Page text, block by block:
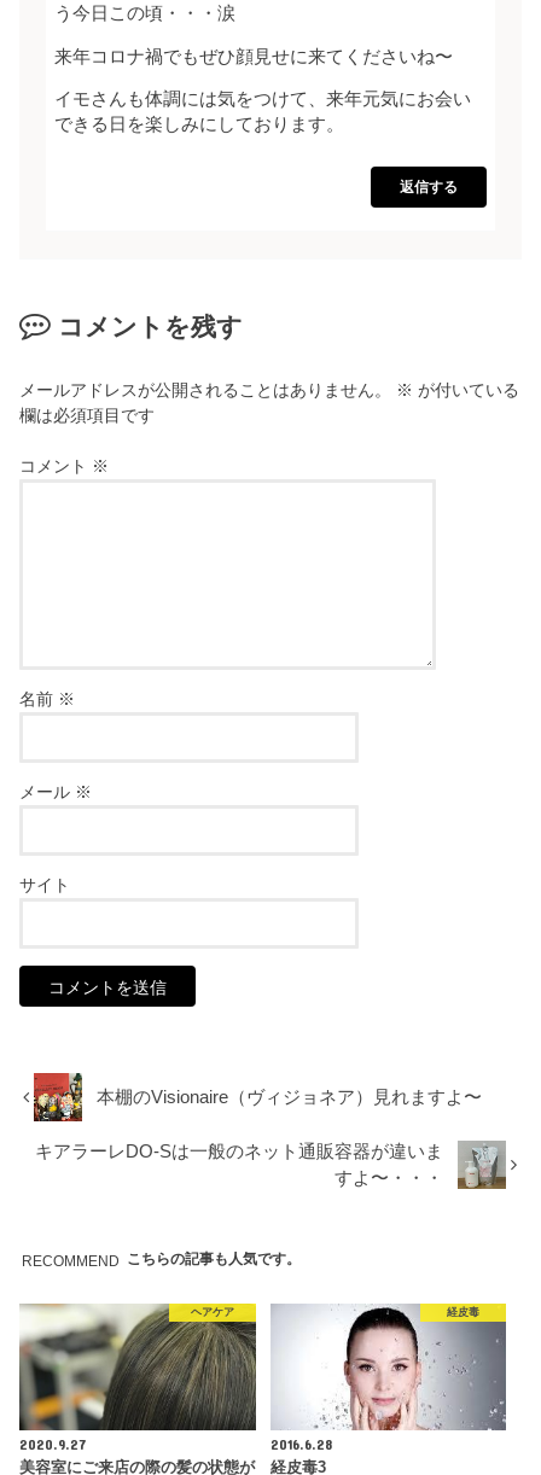
う今日この頃・・・涙
来年コロナ禍でもぜひ顔見せに来てくださいね〜
イモさんも体調には気をつけて、来年元気にお会い
できる日を楽しみにしております。
返信する
コメントを残す
メールアドレスが公開されることはありません。 ※ が付いている
欄は必須項目です
コメント ※
名前 ※
メール ※
サイト
本棚のVisionaire（ヴィジョネア）見れますよ〜
キアラーレDO-Sは一般のネット通販容器が違いま
すよ〜・・・
RECOMMEND こちらの記事も人気です。
ヘアケア
2020.9.27
美容室にご来店の際の髪の状態が
経皮毒
2016.6.28
経皮毒3